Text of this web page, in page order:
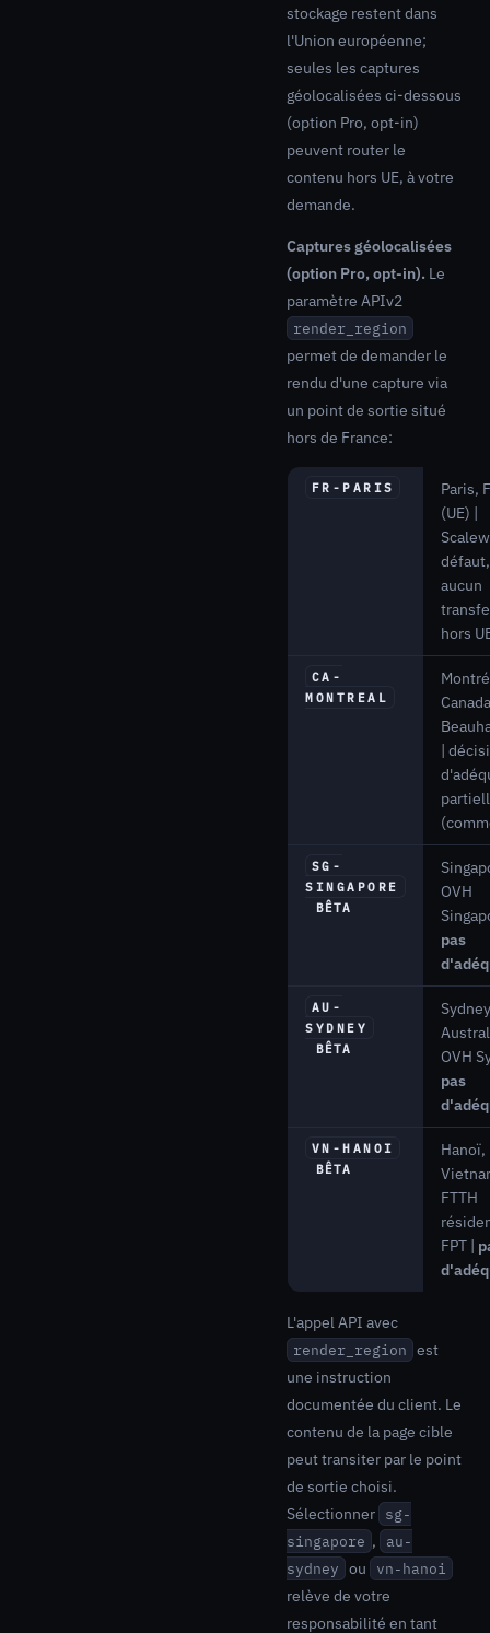
stockage restent dans
l'Union européenne;
seules les captures
géolocalisées ci-dessous
(option Pro, opt-in)
peuvent router le
contenu hors UE, à votre
demande.
Captures géolocalisées
(option Pro, opt-in). Le
paramètre APIv2
render_region
permet de demander le
rendu d'une capture via
un point de sortie situé
hors de France:
FR-PARIS
Paris,
(UE) |
défaut,
aucun
hors
CA-
MONTREAL
|
SG-
SINGAPORE
BÊTA
OVH
pas
AU-
SYDNEY
BÊTA
OVH
pas
VN-HANOI
BÊTA
Hanoï,
FTTH
FPT |
L'appel API avec
render_region
est
une instruction
documentée du client. Le
contenu de la page cible
peut transiter par le point
de sortie choisi.
Sélectionner
sg-
singapore ,
au-
sydney
ou vn-hanoi
relève de votre
responsabilité en tant